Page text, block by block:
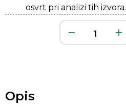
osvrt pri analizi tih izvora.
Opis